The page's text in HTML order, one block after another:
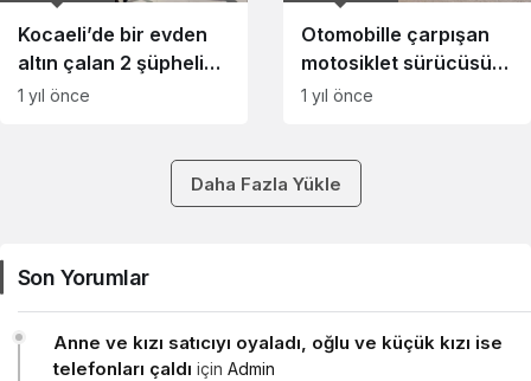
Kocaeli’de bir evden
altın çalan 2 şüpheli
yakalandı
1 yıl önce
Otomobille çarpışan
motosiklet sürücüsü
yaralandı
1 yıl önce
Daha Fazla Yükle
Son Yorumlar
Anne ve kızı satıcıyı oyaladı, oğlu ve küçük kızı ise
telefonları çaldı için Admin